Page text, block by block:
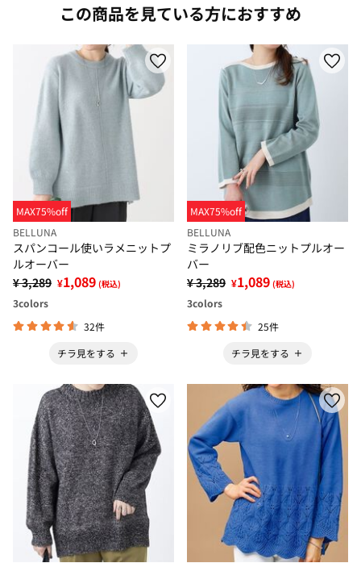
この商品を見ている方におすすめ
MAX75%off
BELLUNA
スパンコール使いラメニットプ
ルオーバー
¥ 3,289 ¥1,089 (税込)
3colors
32件
チラ見をする
MAX75%off
BELLUNA
ミラノリブ配色ニットプルオー
バー
¥ 3,289 ¥1,089 (税込)
3colors
25件
チラ見をする